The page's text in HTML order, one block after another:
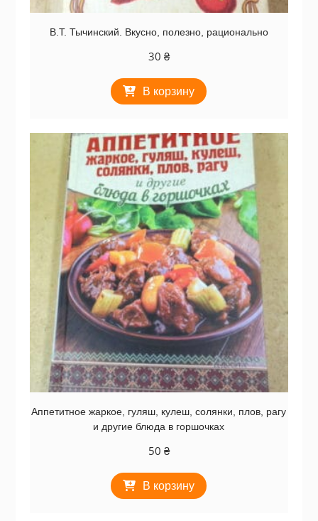
В.Т. Тычинский. Вкусно, полезно, рационально
30 ₴
В корзину
Аппетитное жаркое, гуляш, кулеш, солянки, плов, рагу
и другие блюда в горшочках
50 ₴
В корзину